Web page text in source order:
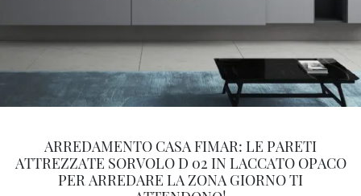
ARREDAMENTO CASA FIMAR: LE PARETI
ATTREZZATE SORVOLO D 02 IN LACCATO OPACO
PER ARREDARE LA ZONA GIORNO TI